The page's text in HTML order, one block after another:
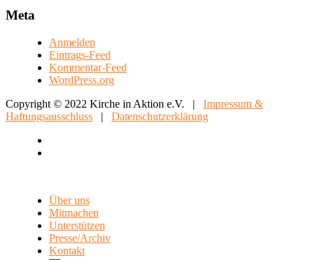
Meta
Anmelden
Eintrags-Feed
Kommentar-Feed
WordPress.org
Copyright © 2022 Kirche in Aktion e.V. | Impressum &
Haftungsausschluss | Datenschutzerklärung
Über uns
Mitmachen
Unterstützen
Presse/Archiv
Kontakt